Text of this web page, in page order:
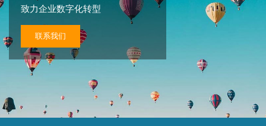
致力企业数字化转型
联系我们